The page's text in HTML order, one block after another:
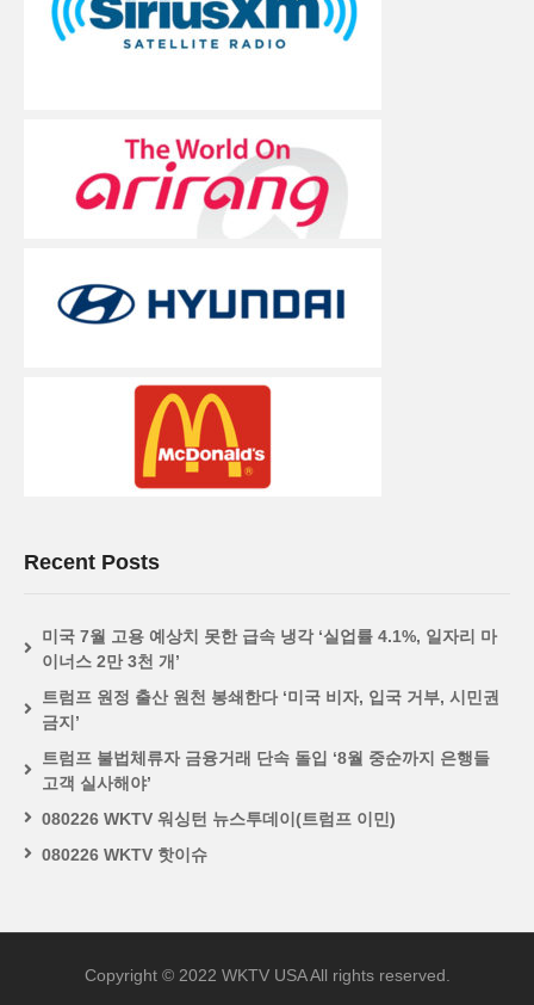
Recent Posts
미국 7월 고용 예상치 못한 급속 냉각 ‘실업률 4.1%, 일자리 마
이너스 2만 3천 개’
트럼프 원정 출산 원천 봉쇄한다 ‘미국 비자, 입국 거부, 시민권
금지’
트럼프 불법체류자 금융거래 단속 돌입 ‘8월 중순까지 은행들
고객 실사해야’
080226 WKTV 워싱턴 뉴스투데이(트럼프 이민)
080226 WKTV 핫이슈
Copyright © 2022 WKTV USA All rights reserved.